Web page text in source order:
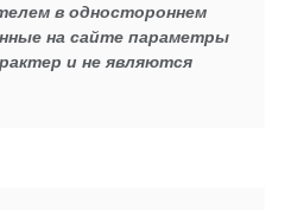
в одностороннем
на сайте параметры
и не являются